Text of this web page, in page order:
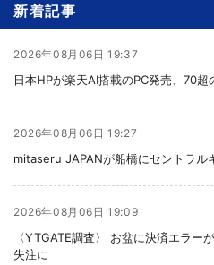
新着記事
2026年08月06日 19:37
日本HPが楽天AI搭載のPC発売、70
2026年08月06日 19:27
mitaseru JAPANが船橋にセントラ
2026年08月06日 19:09
〈YTGATE調査〉 お盆に決済エラ
失注に